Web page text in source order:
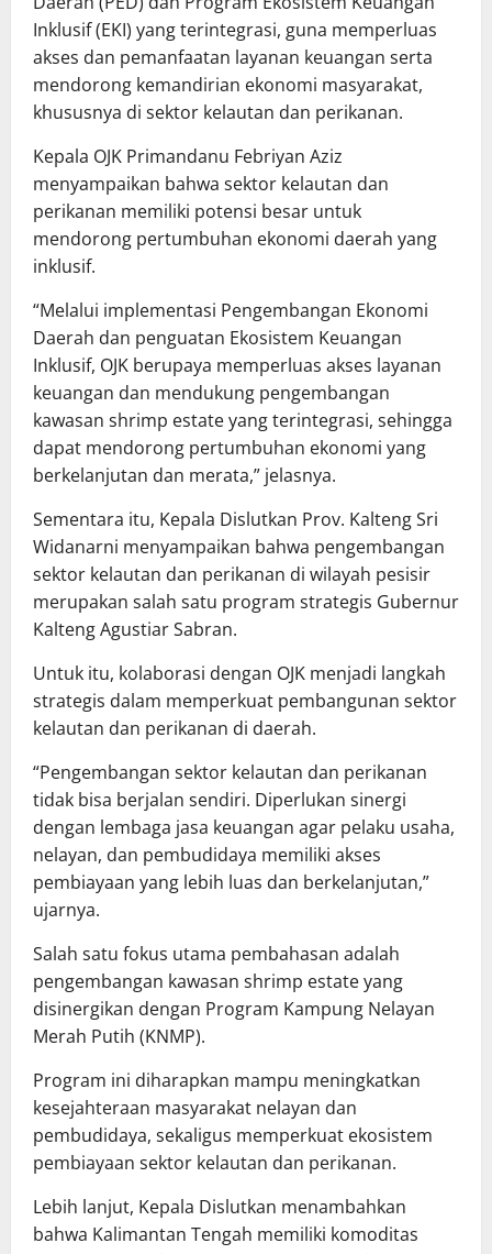
Inklusif (EKI) yang terintegrasi, guna memperluas
akses dan pemanfaatan layanan keuangan serta
mendorong kemandirian ekonomi masyarakat,
khususnya di sektor kelautan dan perikanan.
Kepala OJK Primandanu Febriyan Aziz
menyampaikan bahwa sektor kelautan dan
perikanan memiliki potensi besar untuk
mendorong pertumbuhan ekonomi daerah yang
inklusif.
“Melalui implementasi Pengembangan Ekonomi
Daerah dan penguatan Ekosistem Keuangan
Inklusif, OJK berupaya memperluas akses layanan
keuangan dan mendukung pengembangan
kawasan shrimp estate yang terintegrasi, sehingga
dapat mendorong pertumbuhan ekonomi yang
berkelanjutan dan merata,” jelasnya.
Sementara itu, Kepala Dislutkan Prov. Kalteng Sri
Widanarni menyampaikan bahwa pengembangan
sektor kelautan dan perikanan di wilayah pesisir
merupakan salah satu program strategis Gubernur
Kalteng Agustiar Sabran.
Untuk itu, kolaborasi dengan OJK menjadi langkah
strategis dalam memperkuat pembangunan sektor
kelautan dan perikanan di daerah.
“Pengembangan sektor kelautan dan perikanan
tidak bisa berjalan sendiri. Diperlukan sinergi
dengan lembaga jasa keuangan agar pelaku usaha,
nelayan, dan pembudidaya memiliki akses
pembiayaan yang lebih luas dan berkelanjutan,”
ujarnya.
Salah satu fokus utama pembahasan adalah
pengembangan kawasan shrimp estate yang
disinergikan dengan Program Kampung Nelayan
Merah Putih (KNMP).
Program ini diharapkan mampu meningkatkan
kesejahteraan masyarakat nelayan dan
pembudidaya, sekaligus memperkuat ekosistem
pembiayaan sektor kelautan dan perikanan.
Lebih lanjut, Kepala Dislutkan menambahkan
bahwa Kalimantan Tengah memiliki komoditas